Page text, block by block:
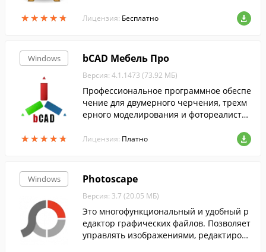
★★★★★
★★★★★
ей, цветовую палитру, поддержку разны
Лицензия: Бесплатно
Windows
★★★★★
★★★★★
bCAD Мебель Про
Версия: 4.1.1473 (73.92 МБ)
Профессиональное программное обеспе
чение для двумерного черчения, трехм
ерного моделирования и фотореалисти
предназначена для моделирования меб
Лицензия: Платно
Windows Photoscape
Версия: 3.7 (20.05 МБ)
Это многофункциональный и удобный р
едактор графических файлов. Позволяет
управлять изображениями, редактирова